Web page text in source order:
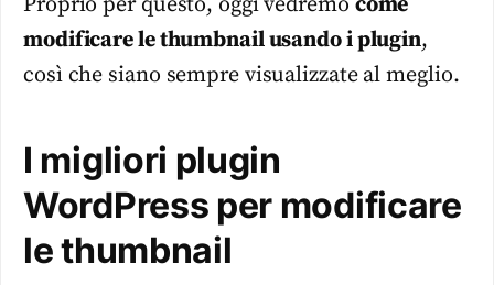
modificare le thumbnail usando i plugin,
così che siano sempre visualizzate al meglio.
I migliori plugin
WordPress per modificare
le thumbnail